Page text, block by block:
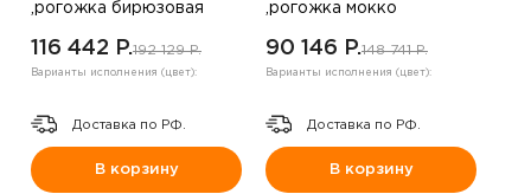
,рогожка бирюзовая
116 442 P.192 129 P.
Варианты исполнения (цвет):
Доставка по РФ.
В корзину
,рогожка мокко
90 146 P.148 741 P.
Варианты исполнения (цвет):
Доставка по РФ.
В корзину